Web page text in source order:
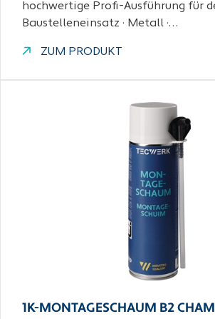
hochwertige Profi-Ausführung für
Baustelleneinsatz · Metall ·…
ZUM PRODUKT
1K-MONTAGESCHAUM B2